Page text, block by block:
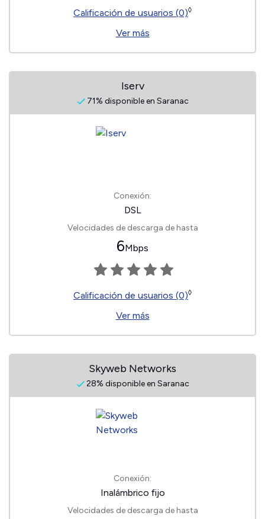
Calificación de usuarios (0)◊
Ver más
Iserv
71% disponible en Saranac
Conexión:
DSL
Velocidades de descarga de hasta
6Mbps
Calificación de usuarios (0)◊
Ver más
Skyweb Networks
28% disponible en Saranac
Conexión:
Inalámbrico fijo
Velocidades de descarga de hasta